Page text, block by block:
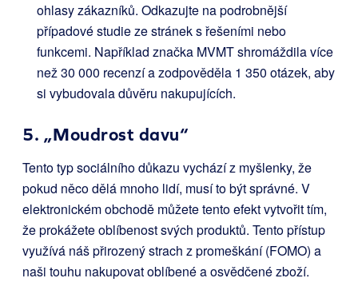
ohlasy zákazníků. Odkazujte na podrobnější
případové studie ze stránek s řešeními nebo
funkcemi. Například značka MVMT shromáždila více
než 30 000 recenzí a zodpověděla 1 350 otázek, aby
si vybudovala důvěru nakupujících.
5. „Moudrost davu“
Tento typ sociálního důkazu vychází z myšlenky, že
pokud něco dělá mnoho lidí, musí to být správné. V
elektronickém obchodě můžete tento efekt vytvořit tím,
že prokážete oblíbenost svých produktů. Tento přístup
využívá náš přirozený strach z promeškání (FOMO) a
naši touhu nakupovat oblíbené a osvědčené zboží.